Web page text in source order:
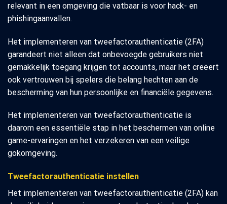
relevant in een omgeving die vatbaar is voor hack- en
phishingaanvallen.
Het implementeren van tweefactorauthenticatie (2FA)
garandeert niet alleen dat onbevoegde gebruikers niet
gemakkelijk toegang krijgen tot accounts, maar het creëert
ook vertrouwen bij spelers die belang hechten aan de
bescherming van hun persoonlijke en financiële gegevens.
Het implementeren van tweefactorauthenticatie is
daarom een essentiële stap in het beschermen van online
game-ervaringen en het verzekeren van een veilige
gokomgeving.
Tweefactorauthenticatie instellen
Het implementeren van tweefactorauthenticatie (2FA) kan